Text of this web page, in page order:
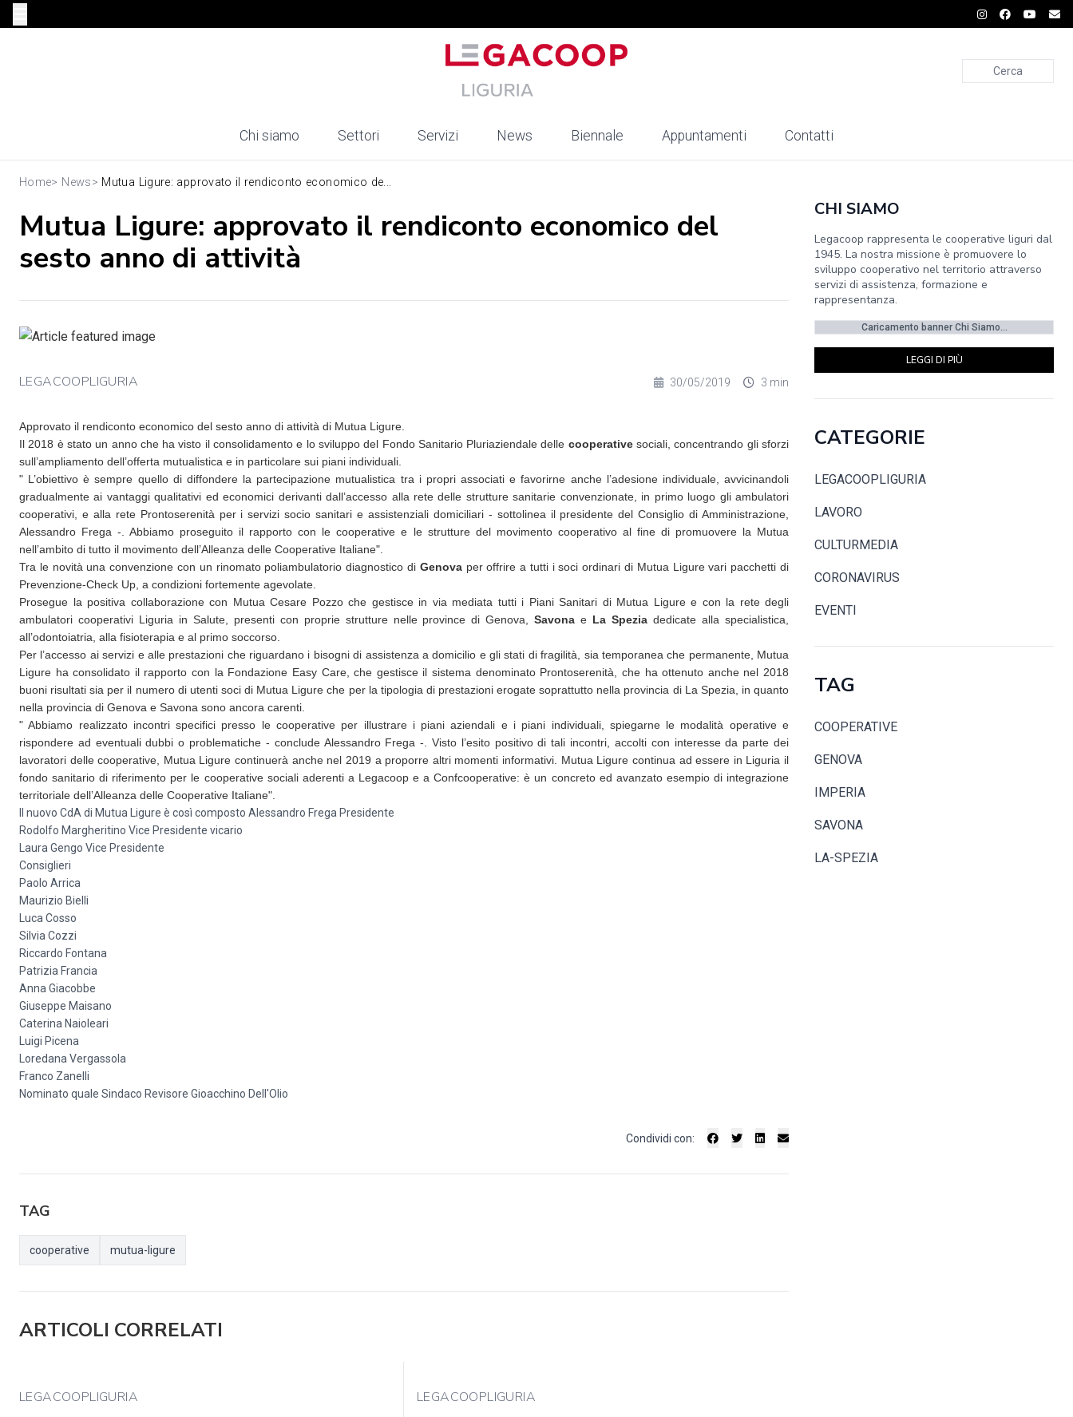
Cerca
Chi siamo Settori Servizi News Biennale Appuntamenti Contatti
Home> News> Mutua Ligure: approvato il rendiconto economico de...
Mutua Ligure: approvato il rendiconto economico del
sesto anno di attività
LEGACOOPLIGURIA 30/05/2019 3 min
Approvato il rendiconto economico del sesto anno di attività di Mutua Ligure.
Il 2018 è stato un anno che ha visto il consolidamento e lo sviluppo del Fondo Sanitario Pluriaziendale delle cooperativesociali, concentrando gli sforzi
sull’ampliamento dell’offerta mutualistica e in particolare sui piani individuali.
" L’obiettivo è sempre quello di diffondere la partecipazione mutualistica tra i propri associati e favorirne anche l’adesione individuale, avvicinandoli
gradualmente ai vantaggi qualitativi ed economici derivanti dall’accesso alla rete delle strutture sanitarie convenzionate, in primo luogo gli ambulatori
cooperativi, e alla rete Prontoserenità per i servizi socio sanitari e assistenziali domiciliari - sottolinea il presidente del Consiglio di Amministrazione,
Alessandro Frega -. Abbiamo proseguito il rapporto con le cooperative e le strutture del movimento cooperativo al fine di promuovere la Mutua
nell’ambito di tutto il movimento dell’Alleanza delle Cooperative Italiane".
Tra le novità una convenzione con un rinomato poliambulatorio diagnostico di Genovaper offrire a tutti i soci ordinari di Mutua Ligure vari pacchetti di
Prevenzione-Check Up, a condizioni fortemente agevolate.
Prosegue la positiva collaborazione con Mutua Cesare Pozzo che gestisce in via mediata tutti i Piani Sanitari di Mutua Ligure e con la rete degli
ambulatori cooperativi Liguria in Salute, presenti con proprie strutture nelle province di Genova,Savona e La Spezia dedicate alla specialistica,
all’odontoiatria, alla fisioterapia e al primo soccorso.
Per l’accesso ai servizi e alle prestazioni che riguardano i bisogni di assistenza a domicilio e gli stati di fragilità, sia temporanea che permanente, Mutua
Ligure ha consolidato il rapporto con la Fondazione Easy Care, che gestisce il sistema denominato Prontoserenità, che ha ottenuto anche nel 2018
buoni risultati sia per il numero di utenti soci di Mutua Ligure che per la tipologia di prestazioni erogate soprattutto nella provincia di La Spezia, in quanto
nella provincia di Genova e Savona sono ancora carenti.
" Abbiamo realizzato incontri specifici presso le cooperative per illustrare i piani aziendali e i piani individuali, spiegarne le modalità operative e
rispondere ad eventuali dubbi o problematiche - conclude Alessandro Frega -. Visto l’esito positivo di tali incontri, accolti con interesse da parte dei
lavoratori delle cooperative, Mutua Ligure continuerà anche nel 2019 a proporre altri momenti informativi. Mutua Ligure continua ad essere in Liguria il
fondo sanitario di riferimento per le cooperative sociali aderenti a Legacoop e a Confcooperative: è un concreto ed avanzato esempio di integrazione
territoriale dell’Alleanza delle Cooperative Italiane".
Il nuovo CdA di Mutua Ligure è così composto Alessandro Frega Presidente
Rodolfo Margheritino Vice Presidente vicario
Laura Gengo Vice Presidente
Consiglieri
Paolo Arrica
Maurizio Bielli
Luca Cosso
Silvia Cozzi
Riccardo Fontana
Patrizia Francia
Anna Giacobbe
Giuseppe Maisano
Caterina Naioleari
Luigi Picena
Loredana Vergassola
Franco Zanelli
Nominato quale Sindaco Revisore Gioacchino Dell'Olio
Condividi con:
TAG
cooperative mutua-ligure
ARTICOLI CORRELATI
LEGACOOPLIGURIA LEGACOOPLIGURIA
CHI SIAMO
Legacoop rappresenta le cooperative liguri dal
1945. La nostra missione è promuovere lo
sviluppo cooperativo nel territorio attraverso
servizi di assistenza, formazione e
rappresentanza.
Caricamento banner Chi Siamo...
LEGGI DI PIÙ
CATEGORIE
LEGACOOPLIGURIA
LAVORO
CULTURMEDIA
CORONAVIRUS
EVENTI
TAG
COOPERATIVE
GENOVA
IMPERIA
SAVONA
LA-SPEZIA